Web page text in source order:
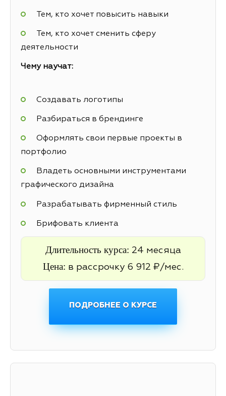
Тем, кто хочет повысить навыки
Тем, кто хочет сменить сферу
деятельности
Чему научат:
Создавать логотипы
Разбираться в брендинге
Оформлять свои первые проекты в
портфолио
Владеть основными инструментами
графического дизайна
Разрабатывать фирменный стиль
Брифовать клиента
Длительность курса: 24 месяца
Цена: в рассрочку 6 912 ₽/мес.
ПОДРОБНЕЕ О КУРСЕ